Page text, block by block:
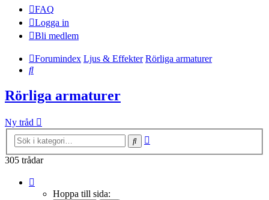
FAQ
Logga in
Bli medlem
Forumindex Ljus & Effekter Rörliga armaturer
Sök
Rörliga armaturer
Ny tråd
Sök
305 trådar
Hoppa till sida: